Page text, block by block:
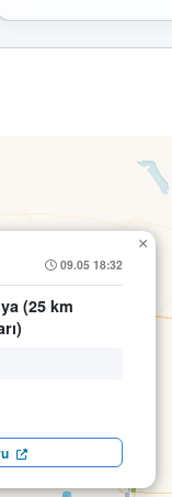
09.05 18:32
(25 km
×